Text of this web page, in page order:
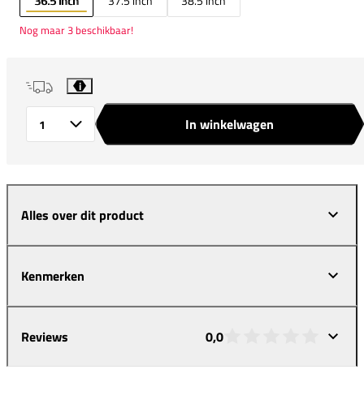
Nog maar 3 beschikbaar!
i
In winkelwagen
Alles over dit product
Kenmerken
Reviews 0,0